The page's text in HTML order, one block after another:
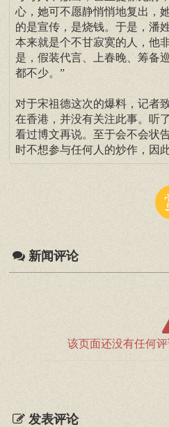
心，她可不愿静悄悄地复出，
的是宣传，是烧钱。于是，潘
本来就是个不甘寂寞的人，他
是，假装代言、上春晚、筹备
都不少。”
对于宋祖德这次的爆料，记者
在香港，并没有关注此事。听
看过博文再说。至于会不会状
时不想参与任何人的炒作，因
新闻评论
该页面还没有任何
发表评论